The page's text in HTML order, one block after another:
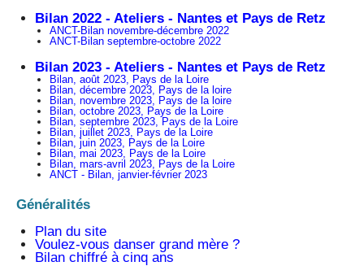
Bilan 2022 - Ateliers - Nantes et Pays de Retz
ANCT-Bilan novembre-décembre 2022
ANCT-Bilan septembre-octobre 2022
Bilan 2023 - Ateliers - Nantes et Pays de Retz
Bilan, août 2023, Pays de la Loire
Bilan, décembre 2023, Pays de la loire
Bilan, novembre 2023, Pays de la loire
Bilan, octobre 2023, Pays de la Loire
Bilan, septembre 2023, Pays de la Loire
Bilan, juillet 2023, Pays de la Loire
Bilan, juin 2023, Pays de la Loire
Bilan, mai 2023, Pays de la Loire
Bilan, mars-avril 2023, Pays de la Loire
ANCT - Bilan, janvier-février 2023
Généralités
Plan du site
Voulez-vous danser grand mère ?
Bilan chiffré à cinq ans